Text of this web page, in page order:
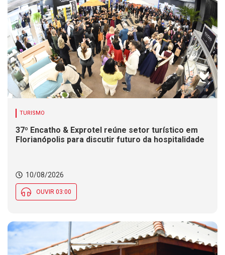
TURISMO
37º Encatho & Exprotel reúne setor turístico em
Florianópolis para discutir futuro da hospitalidade
10/08/2026
OUVIR 03:00